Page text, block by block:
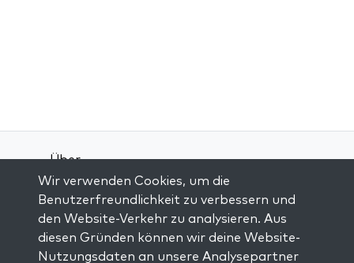
Über
Kontakt
Datenschutz-Bestimmungen
Wir verwenden Cookies, um die
Benutzerfreundlichkeit zu verbessern und
den Website-Verkehr zu analysieren. Aus
diesen Gründen können wir deine Website-
Nutzungsdaten an unsere Analysepartner